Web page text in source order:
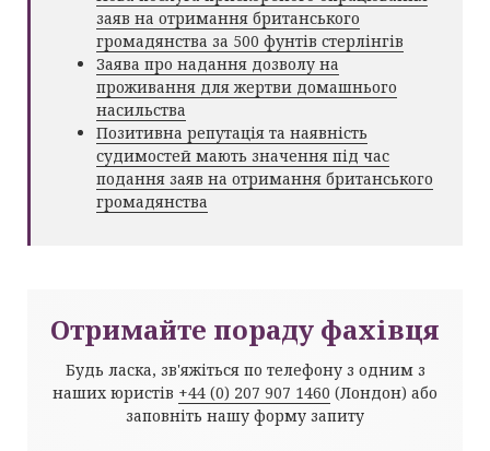
заяв на отримання британського
громадянства за 500 фунтів стерлінгів
Заява про надання дозволу на
проживання для жертви домашнього
насильства
Позитивна репутація та наявність
судимостей мають значення під час
подання заяв на отримання британського
громадянства
Отримайте пораду фахівця
Будь ласка, зв'яжіться по телефону з одним з
наших юристів +44 (0) 207 907 1460 (Лондон) або
заповніть нашу форму запиту